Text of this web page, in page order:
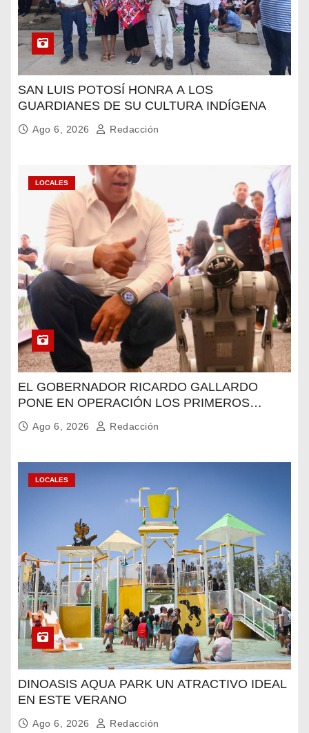
SAN LUIS POTOSÍ HONRA A LOS
GUARDIANES DE SU CULTURA INDÍGENA
Ago 6, 2026 Redacción
LOCALES
EL GOBERNADOR RICARDO GALLARDO
PONE EN OPERACIÓN LOS PRIMEROS
CUATRO PERROS ROBOT
Ago 6, 2026 Redacción
LOCALES
DINOASIS AQUA PARK UN ATRACTIVO IDEAL
EN ESTE VERANO
Ago 6, 2026 Redacción